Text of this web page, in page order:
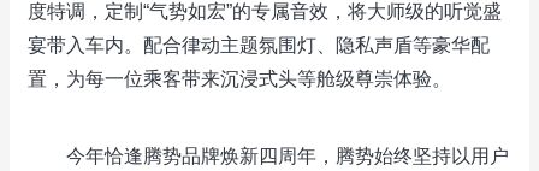
度特调，定制“气势如宏”的专属音效，将大师级的听觉盛
宴带入车内。配合律动主题氛围灯、隐私声盾等豪华配
置，为每一位乘客带来沉浸式头等舱级尊崇体验。
今年恰逢腾势品牌焕新四周年，腾势始终坚持以用户